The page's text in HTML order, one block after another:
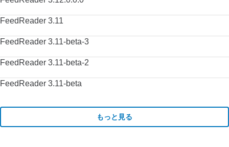
FeedReader 3.11
FeedReader 3.11-beta-3
FeedReader 3.11-beta-2
FeedReader 3.11-beta
もっと見る